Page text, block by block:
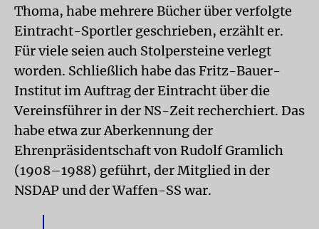
Thoma, habe mehrere Bücher über verfolgte
Eintracht-Sportler geschrieben, erzählt er.
Für viele seien auch Stolpersteine verlegt
worden. Schließlich habe das Fritz-Bauer-
Institut im Auftrag der Eintracht über die
Vereinsführer in der NS-Zeit recherchiert. Das
habe etwa zur Aberkennung der
Ehrenpräsidentschaft von Rudolf Gramlich
(1908–1988) geführt, der Mitglied in der
NSDAP und der Waffen-SS war.